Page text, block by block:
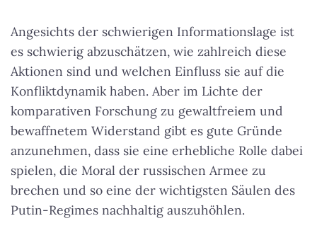
Angesichts der schwierigen Informationslage ist
es schwierig abzuschätzen, wie zahlreich diese
Aktionen sind und welchen Einfluss sie auf die
Konfliktdynamik haben. Aber im Lichte der
komparativen Forschung zu gewaltfreiem und
bewaffnetem Widerstand gibt es gute Gründe
anzunehmen, dass sie eine erhebliche Rolle dabei
spielen, die Moral der russischen Armee zu
brechen und so eine der wichtigsten Säulen des
Putin-Regimes nachhaltig auszuhöhlen.